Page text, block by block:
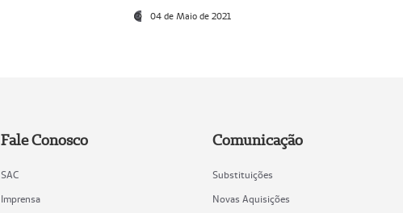
04 de Maio de 2021
Fale Conosco
SAC
Imprensa
Comunicação
Substituições
Novas Aquisições